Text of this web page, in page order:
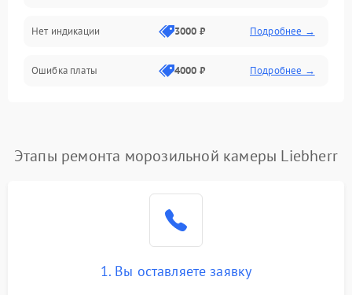
Нет индикации 3000 ₽ Подробнее →
Ошибка платы 4000 ₽ Подробнее →
Этапы ремонта морозильной камеры Liebherr
1. Вы оставляете заявку